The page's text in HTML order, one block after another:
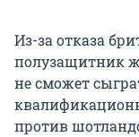
Из-за отказа
полузащитник
не сможет
против